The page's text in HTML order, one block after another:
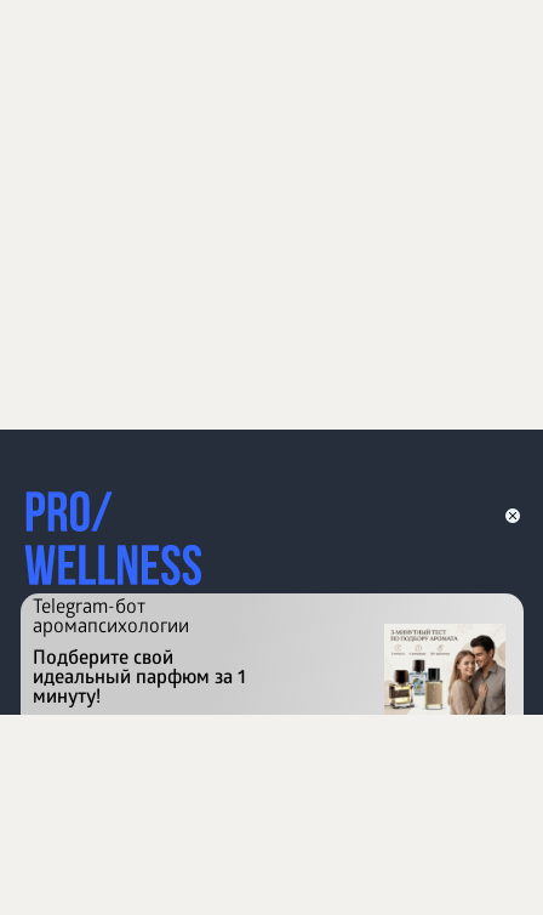
Перейти на сайт
Telegram-бот
аромапсихологии
Подберите свой
идеальный парфюм за 1
минуту!